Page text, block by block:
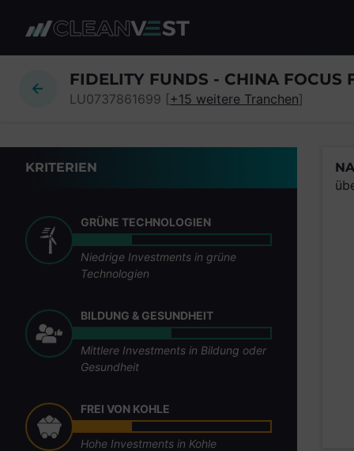
FIDELITY FUNDS - CHINA FOCUS
LU0737861699 [+15 weitere Tranchen]
KRITERIEN
GRÜNE TECHNOLOGIEN
Niedrige Investments in grüne
Technologien
BILDUNG & GESUNDHEIT
Mittlere Investments in Bildung oder
Gesundheit
FREI VON KOHLE
Hohe Investments in Kohle